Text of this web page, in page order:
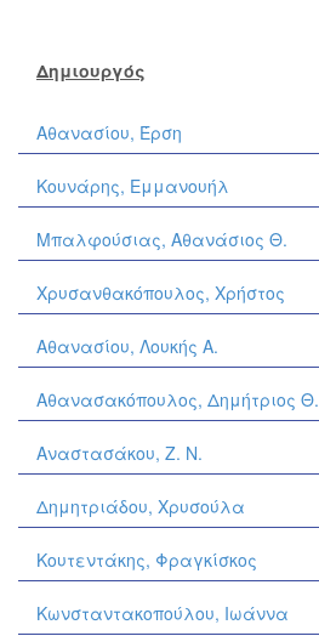
Δημιουργός
Αθανασίου, Έρση
Κουνάρης, Εμμανουήλ
Μπαλφούσιας, Αθανάσιος Θ.
Χρυσανθακόπουλος, Χρήστος
Αθανασίου, Λουκής Α.
Αθανασακόπουλος, Δημήτριος Θ.
Αναστασάκου, Ζ. Ν.
Δημητριάδου, Χρυσούλα
Κουτεντάκης, Φραγκίσκος
Κωνσταντακοπούλου, Ιωάννα